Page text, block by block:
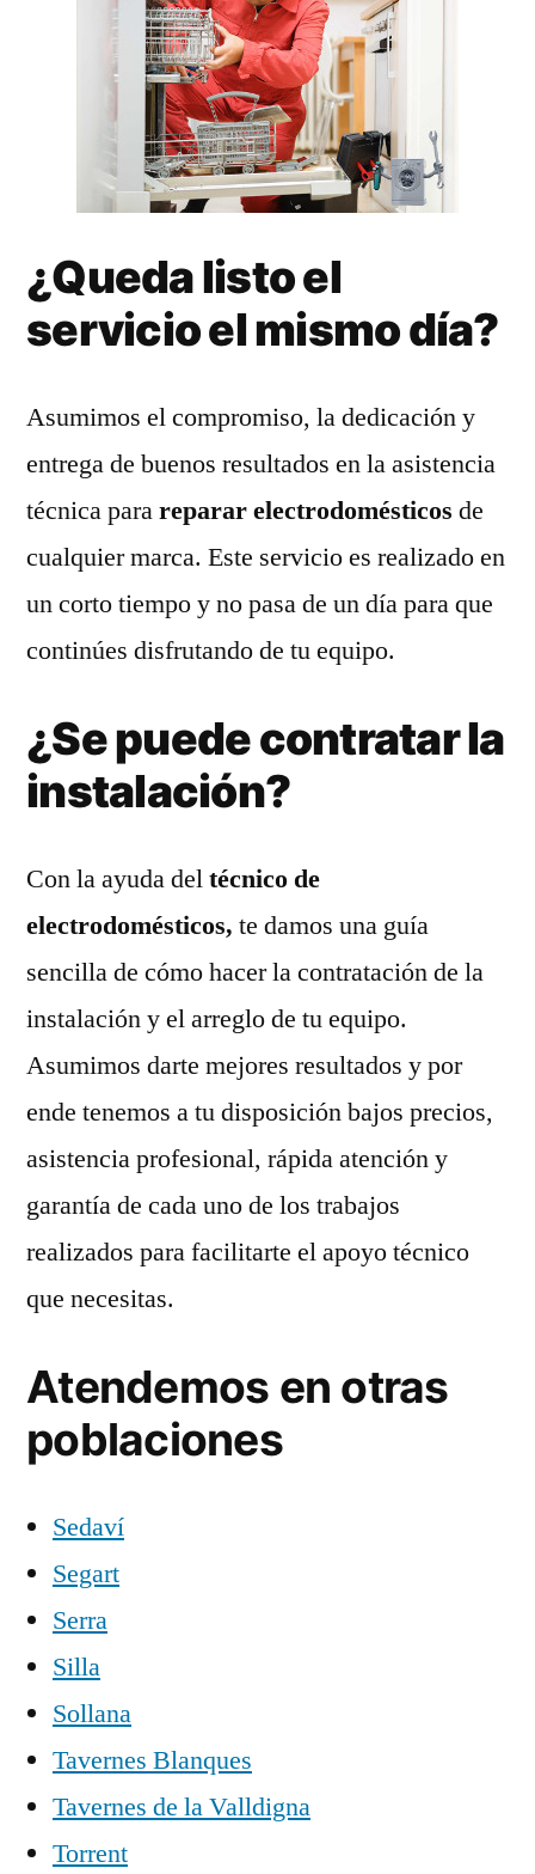
¿Queda listo el
servicio el mismo día?
Asumimos el compromiso, la dedicación y
entrega de buenos resultados en la asistencia
técnica parareparar electrodomésticos de
cualquier marca. Este servicio es realizado en
un corto tiempo y no pasa de un día para que
continúes disfrutando de tu equipo.
¿Se puede contratar la
instalación?
Con la ayuda deltécnico de
electrodomésticos, te damos una guía
sencilla de cómo hacer la contratación de la
instalación y el arreglo de tu equipo.
Asumimos darte mejores resultados y por
ende tenemos a tu disposición bajos precios,
asistencia profesional, rápida atención y
garantía de cada uno de los trabajos
realizados para facilitarte el apoyo técnico
que necesitas.
Atendemos en otras
poblaciones
Sedaví
Segart
Serra
Silla
Sollana
Tavernes Blanques
Tavernes de la Valldigna
Torrent